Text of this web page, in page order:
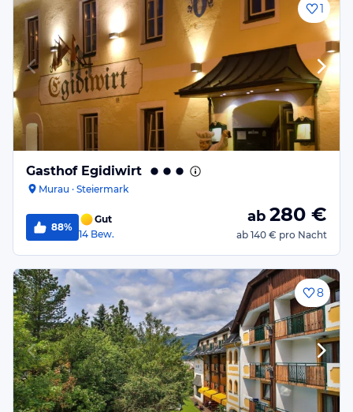
1
Gasthof Egidiwirt
Murau · Steiermark
88%
Gut
14 Bew.
ab 280 €
ab 140 € pro Nacht
8